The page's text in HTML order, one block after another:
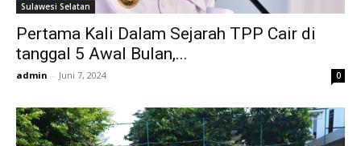
Sulawesi Selatan
Pertama Kali Dalam Sejarah TPP Cair di
tanggal 5 Awal Bulan,...
admin - Juni 7, 2024 0